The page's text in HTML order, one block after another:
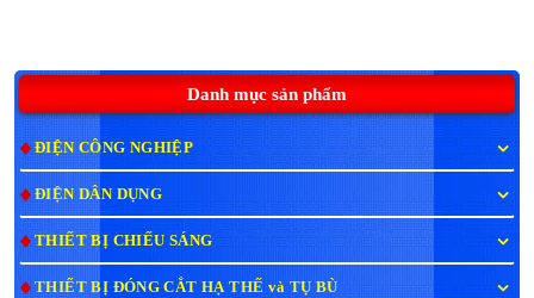
Danh mục sản phẩm
ĐIỆN CÔNG NGHIỆP
ĐIỆN DÂN DỤNG
THIẾT BỊ CHIẾU SÁNG
THIẾT BỊ ĐÓNG CẮT HẠ THẾ và TỤ BÙ